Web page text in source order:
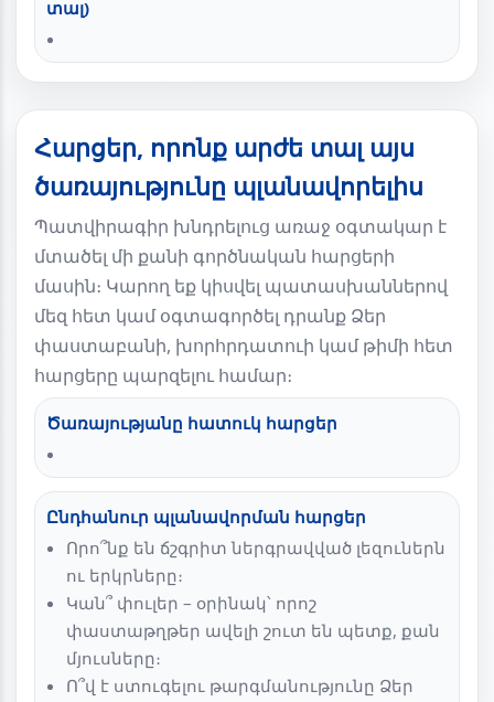
տալ)
Հարցեր, որոնք արժե տալ այս
ծառայությունը պլանավորելիս
Պատվիրագիր խնդրելուց առաջ օգտակար է
մտածել մի քանի գործնական հարցերի
մասին։ Կարող եք կիսվել պատասխաններով
մեզ հետ կամ օգտագործել դրանք Ձեր
փաստաբանի, խորհրդատուի կամ թիմի հետ
հարցերը պարզելու համար։
Ծառայությանը հատուկ հարցեր
Ընդհանուր պլանավորման հարցեր
Որո՞նք են ճշգրիտ ներգրավված լեզուներն
ու երկրները։
Կան՞ փուլեր – օրինակ՝ որոշ
փաստաթղթեր ավելի շուտ են պետք, քան
մյուսները։
Ո՞վ է ստուգելու թարգմանությունը Ձեր